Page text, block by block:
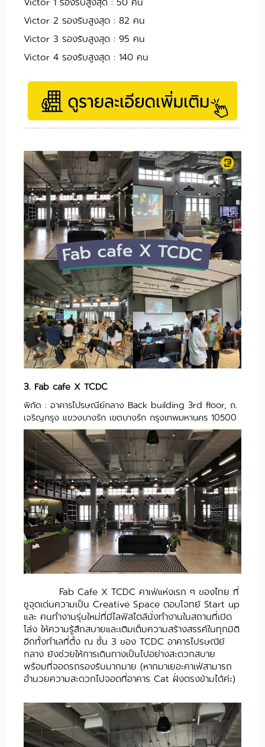
Victor 2 รองรับสูงสุด : 82 คน
Victor 3 รองรับสูงสุด : 95 คน
Victor 4 รองรับสูงสุด : 140 คน
3. Fab cafe X TCDC
พิกัด : อาคารไปรษณีย์กลาง Back building 3rd floor, ถ.
เจริญกรุง แขวงบางรัก เขตบางรัก กรุงเทพมหานคร 10500
Fab Cafe X TCDC คาเฟ่แห่งเรก ๆ ของไทย ที่
ชูจุดเด่นความเป็น Creative Space ตอบโจทย์ Start up
และ คนทำงานรุ่นใหม่ที่มีไลฟ์สไตล์นั่งทำงานในสถานที่เปิด
โล่ง ให้ความรู้สึกสบายและเติมเต็มความสร้างสรรค์ในทุกมิติ
อีกทั้งทำเลที่ตั้ง ณ ชั้น 3 ของ TCDC อาคารไปรษณีย์
กลาง ยังช่วยให้การเดินทางเป็นไปอย่างสะดวกสบาย
พร้อมที่จอดรถรองรับมากมาย (หากมาเยอะคาเฟ่สามารถ
อำนวยความสะดวกไปจอดที่อาคาร Cat ฝั่งตรงข้ามได้ค่ะ)